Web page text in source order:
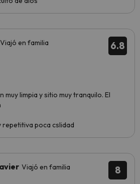
6.8
Viajó en familia
muy limpia y sitio muy tranquilo. El
repetitiva poca cslidad
8
Viajó en familia